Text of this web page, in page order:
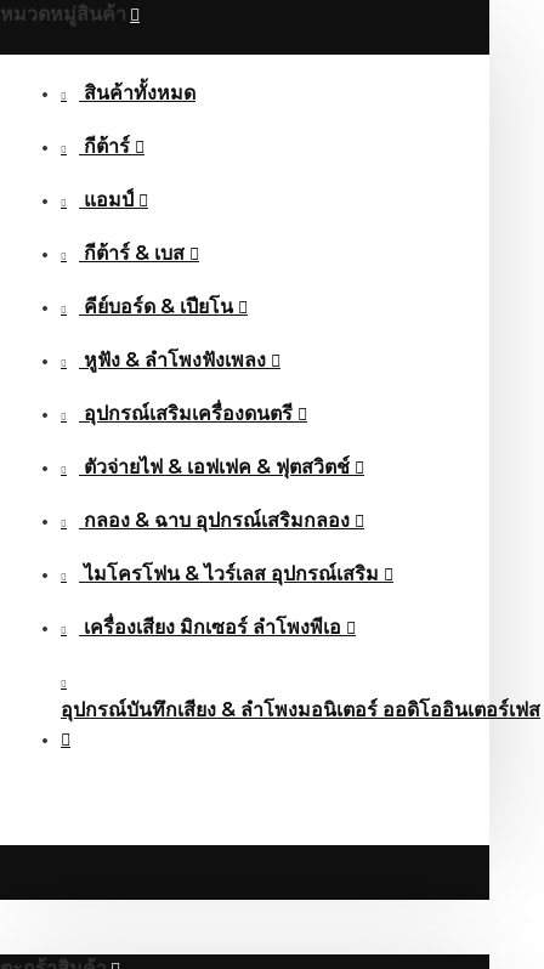
หมวดหมู่สินค้า
สินค้าทั้งหมด
กีต้าร์
แอมป์
กีต้าร์ & เบส
คีย์บอร์ด & เปียโน
หูฟัง & ลําโพงฟังเพลง
อุปกรณ์เสริมเครื่องดนตรี
ตัวจ่ายไฟ & เอฟเฟค & ฟุตสวิตช์
กลอง & ฉาบ อุปกรณ์เสริมกลอง
ไมโครโฟน & ไวร์เลส อุปกรณ์เสริม
เครื่องเสียง มิกเซอร์ ลำโพงพีเอ
อุปกรณ์บันทึกเสียง & ลำโพงมอนิเตอร์ ออดิโออินเตอร์เฟส